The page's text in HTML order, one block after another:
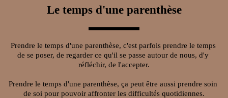
Le temps d'une parenthèse
Prendre le temps d'une parenthèse, c'est parfois prendre le temps
de se poser, de regarder ce qu'il se passe autour de nous, d'y
réfléchir, de l'accepter.
Prendre le temps d'une parenthèse, ça peut être aussi prendre soin
de soi pour pouvoir affronter les difficultés quotidiennes.